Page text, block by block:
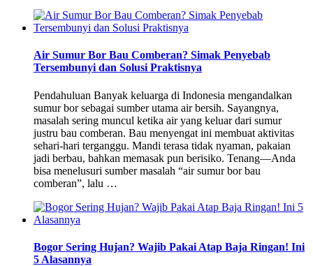
Air Sumur Bor Bau Comberan? Simak Penyebab
Tersembunyi dan Solusi Praktisnya
Pendahuluan Banyak keluarga di Indonesia mengandalkan
sumur bor sebagai sumber utama air bersih. Sayangnya,
masalah sering muncul ketika air yang keluar dari sumur
justru bau comberan. Bau menyengat ini membuat aktivitas
sehari-hari terganggu. Mandi terasa tidak nyaman, pakaian
jadi berbau, bahkan memasak pun berisiko. Tenang—Anda
bisa menelusuri sumber masalah “air sumur bor bau
comberan”, lalu …
Bogor Sering Hujan? Wajib Pakai Atap Baja Ringan! Ini
5 Alasannya